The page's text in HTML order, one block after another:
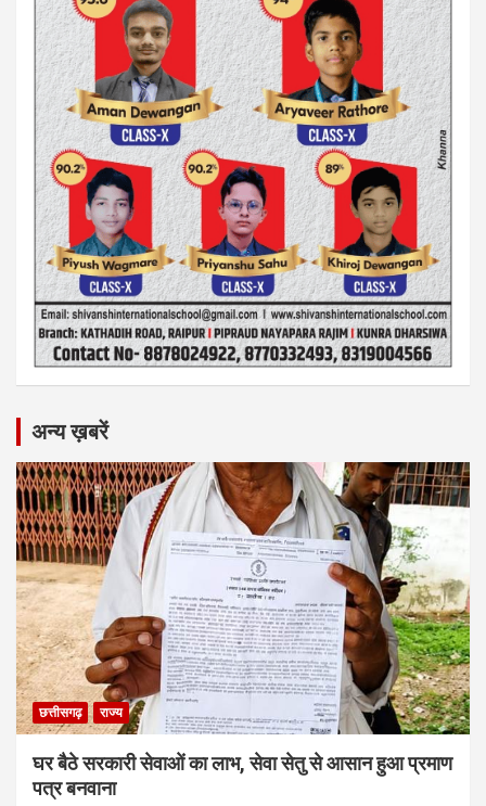
अन्य ख़बरें
छत्तीसगढ़ राज्य
घर बैठे सरकारी सेवाओं का लाभ, सेवा सेतु से आसान हुआ प्रमाण
पत्र बनवाना